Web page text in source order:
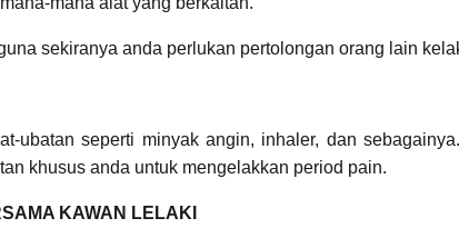
sekiranya anda perlukan pertolongan orang lain
ubatan seperti minyak angin, inhaler, dan
khusus anda untuk mengelakkan period pain.
KAWAN LELAKI